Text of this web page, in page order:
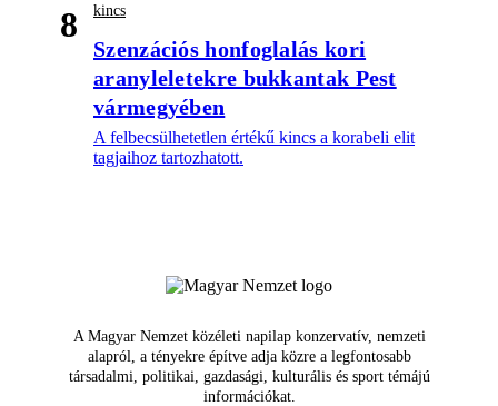
8 kincs
Szenzációs honfoglalás kori
aranyleletekre bukkantak Pest
vármegyében
A felbecsülhetetlen értékű kincs a korabeli elit
tagjaihoz tartozhatott.
A Magyar Nemzet közéleti napilap konzervatív, nemzeti
alapról, a tényekre építve adja közre a legfontosabb
társadalmi, politikai, gazdasági, kulturális és sport témájú
információkat.